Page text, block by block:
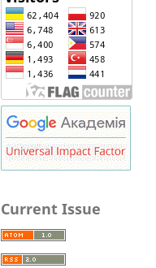
Current Issue